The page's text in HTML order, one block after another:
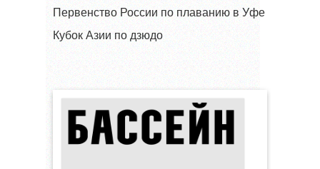
Первенство России по плаванию в Уфе
Кубок Азии по дзюдо